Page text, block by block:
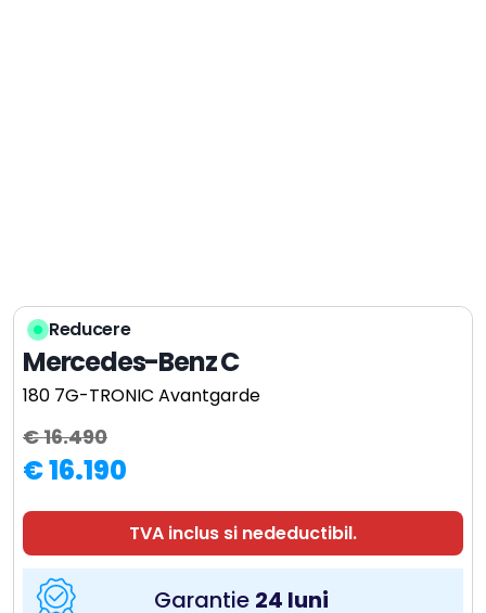
Reducere
Mercedes-Benz C
180 7G-TRONIC Avantgarde
€ 16.490
€ 16.190
TVA inclus si nedeductibil.
Garantie 24 luni